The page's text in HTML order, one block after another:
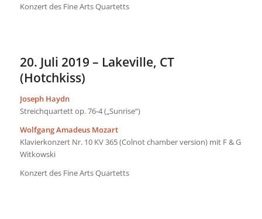
Konzert des Fine Arts Quartetts
20. Juli 2019 – Lakeville, CT
(Hotchkiss)
Joseph Haydn
Streichquartett op. 76-4 („Sunrise“)
Wolfgang Amadeus Mozart
Klavierkonzert Nr. 10 KV 365 (Colnot chamber version) mit F & G
Witkowski
Konzert des Fine Arts Quartetts